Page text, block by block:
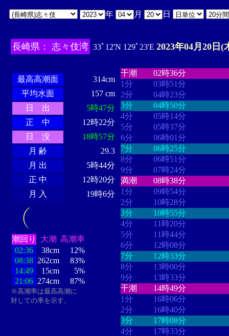
年 月 日
長崎県： 志々伎湾 33ﾟ12'N 129ﾟ23'E 2023年04月20日(
最高高潮面
314cm
平均水面
157 cm
日 出
5時47分
正 中
12時22分
日 没
18時57分
月 齢
29.3
月 出
5時44分
正 中
12時20分
月 入
19時6分
潮回り 大潮 高潮率
02:36
38cm
12%
08:38 262cm
83%
14:49
15cm
5%
21:06 274cm 87%
※高潮率は最高高潮に
対しての率を示す。
干潮
02時36分
1分
03時51分
2分
04時23分
3分
04時50分
4分
05時14分
5分
05時37分
6分
06時01分
7分
06時25分
8分
06時51分
9分
07時24分
満潮
08時38分
1分
09時54分
2分
10時28分
3分
10時55分
4分
11時20分
5分
11時44分
6分
12時08分
7分
12時33分
8分
13時00分
9分
13時33分
干潮
14時49分
1分
16時06分
2分
16時40分
3分
17時08分
4分
17時33分